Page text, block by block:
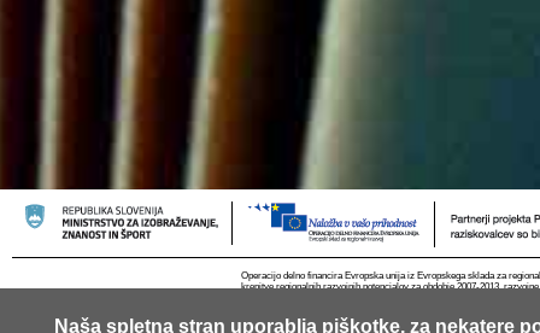
Naša spletna stran uporablja piškotke, za nekatere
Operacijo delno financira Evropska unija iz Evropskega sklada za
krepitve regionalnih razvojnih potencialov za obdobje 2007-2013,